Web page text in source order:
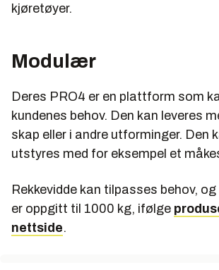
kjøretøyer.
Modulær
Deres PRO4 er en plattform som
kundenes behov. Den kan leveres
skap eller i andre utforminger. Den
utstyres med for eksempel et
Rekkevidde kan tilpasses behov,
er oppgitt til 1000 kg, ifølge
nettside.